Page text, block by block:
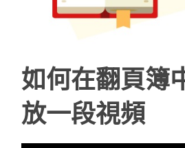
如何在翻頁簿
放一段視頻